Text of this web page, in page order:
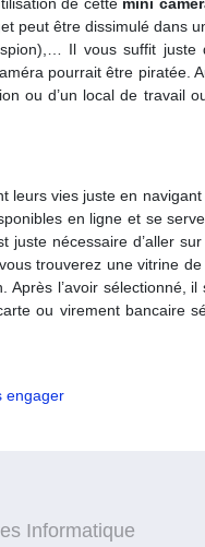
de cette mini
peut être dissimulé dans
Il vous suffit juste
pourrait être piratée.
ou d’un local de travail
leurs vies juste en
en ligne et se
nécessaire d’aller
trouverez une vitrine
l’avoir sélectionné, il
ou virement bancaire
engager
Informatique